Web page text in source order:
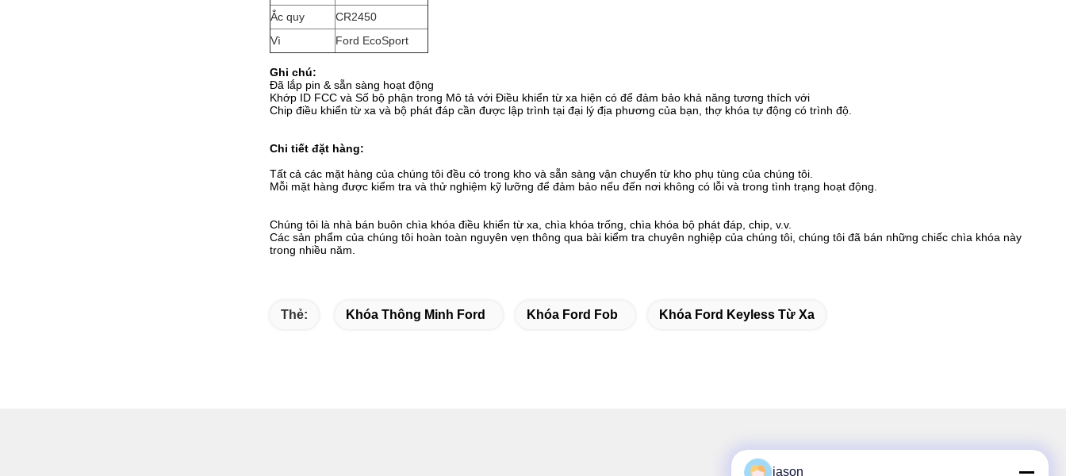
Ắc quy
CR2450
Vì
Ford EcoSport
Ghi chú:
Đã lắp pin & sẵn sàng hoạt động
Khớp ID FCC và Số bộ phận trong Mô tả với Điều khiển từ xa hiện có để đảm bảo khả năng tương thích với
Chip điều khiển từ xa và bộ phát đáp cần được lập trình tại đại lý địa phương của bạn, thợ khóa tự động có trình độ.
Chi tiết đặt hàng:
Tất cả các mặt hàng của chúng tôi đều có trong kho và sẵn sàng vận chuyển từ kho phụ tùng của chúng tôi.
Mỗi mặt hàng được kiểm tra và thử nghiệm kỹ lưỡng để đảm bảo nếu đến nơi không có lỗi và trong tình trạng hoạt động.
Chúng tôi là nhà bán buôn chìa khóa điều khiển từ xa, chìa khóa trống, chìa khóa bộ phát đáp, chip, v.v.
Các sản phẩm của chúng tôi hoàn toàn nguyên vẹn thông qua bài kiểm tra chuyên nghiệp của chúng tôi, chúng tôi đã bán những chiếc chìa khóa này
trong nhiều năm.
Thẻ: Khóa Thông Minh Ford Khóa Ford Fob Khóa Ford Keyless Từ Xa
jason